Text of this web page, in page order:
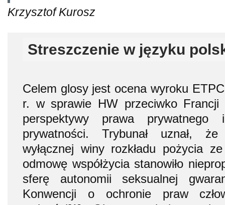
Krzysztof Kurosz
Streszczenie w języku
Celem glosy jest ocena wyroku
r. w sprawie HW przeciwko
perspektywy prawa prywatnego
prywatności. Trybunał uznał,
wyłącznej winy rozkładu pożycia
odmowę współżycia stanowiło
sferę autonomii seksualnej
Konwencji o ochronie praw